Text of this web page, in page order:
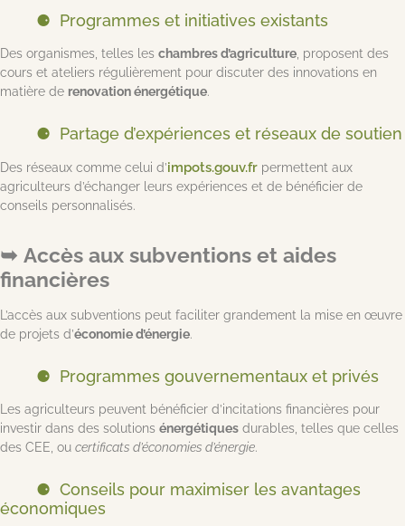
Programmes et initiatives existants
Des organismes, telles les chambres d’agriculture , proposent des
cours et ateliers régulièrement pour discuter des innovations en
matière de renovation énergétique.
Partage d’expériences et réseaux de soutien
Des réseaux comme celui d’impots.gouv.fr permettent aux
agriculteurs d’échanger leurs expériences et de bénéficier de
conseils personnalisés.
Accès aux subventions et aides
financières
L’accès aux subventions peut faciliter grandement la mise en œuvre
de projets d’économie d’énergie.
Programmes gouvernementaux et privés
Les agriculteurs peuvent bénéficier d’incitations financières pour
investir dans des solutions énergétiques durables, telles que celles
des CEE, ou certificats d’économies d’énergie.
Conseils pour maximiser les avantages
économiques